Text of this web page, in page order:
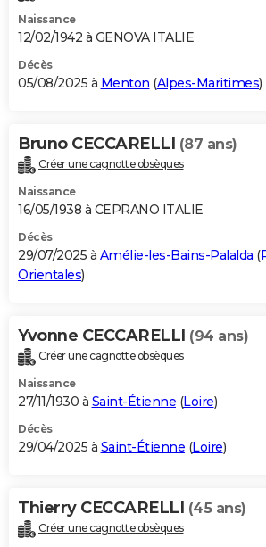
Naissance
12/02/1942 à GENOVA ITALIE
Décès
05/08/2025 à Menton (Alpes-Maritimes)
Bruno CECCARELLI (87 ans)
Créer une cagnotte obsèques
Naissance
16/05/1938 à CEPRANO ITALIE
Décès
29/07/2025 à Amélie-les-Bains-Palalda (
Orientales)
Yvonne CECCARELLI (94 ans)
Créer une cagnotte obsèques
Naissance
27/11/1930 à Saint-Étienne (Loire)
Décès
29/04/2025 à Saint-Étienne (Loire)
Thierry CECCARELLI (45 ans)
Créer une cagnotte obsèques